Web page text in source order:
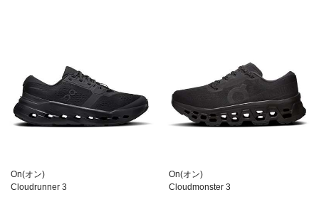
On(オン)
Cloudrunner 3
On(オン)
Cloudmonster 3